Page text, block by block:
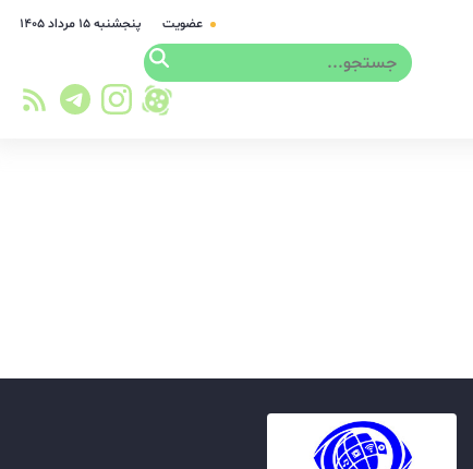
عضویت پنجشنبه ۱۵ مرداد ۱۴۰۵